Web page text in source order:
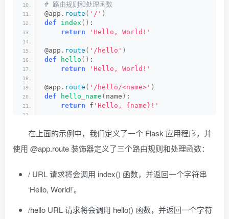
# 路由规则和处理函数
@app. route ( '/' )
def
index () :
return
'Hello, World!'
@app. route ( '/hello' )
def
hello () :
return
'Hello, World!'
@app. route ( '/hello/<name>' )
def
hello_name ( name ) :
return f 'Hello, {name}!'
@app.after_request
    response.
headers [ 'X-My-Header'] =
# 错误处理函数
@app.errorhandler
return render_template '404.html' ), 404
在上面的示例中，我们定义了一个 Flask 应用程序，并
使用 @app.route 装饰器定义了三个路由规则和处理函数：
/ URL 请求将会调用 index() 函数，并返回一个字符串
‘Hello, World!’。
/hello URL 请求将会调用 hello() 函数，并返回一个字符